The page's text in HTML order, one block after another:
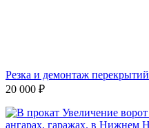
Резка и демонтаж перекрытий
20 000 ₽